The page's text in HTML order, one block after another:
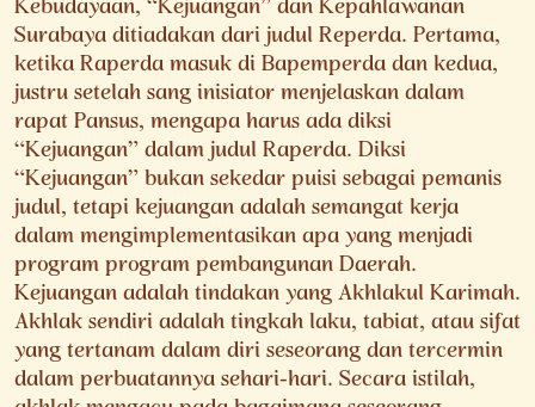
Surabaya ditiadakan dari judul Reperda. Pertama,
ketika Raperda masuk di Bapemperda dan kedua,
justru setelah sang inisiator menjelaskan dalam
rapat Pansus, mengapa harus ada diksi
“Kejuangan” dalam judul Raperda. Diksi
“Kejuangan” bukan sekedar puisi sebagai pemanis
judul, tetapi kejuangan adalah semangat kerja
dalam mengimplementasikan apa yang menjadi
program program pembangunan Daerah.
Kejuangan adalah tindakan yang Akhlakul Karimah.
Akhlak sendiri adalah tingkah laku, tabiat, atau sifat
yang tertanam dalam diri seseorang dan tercermin
dalam perbuatannya sehari-hari. Secara istilah,